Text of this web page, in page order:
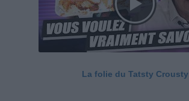
La folie du Tatsty Crousty